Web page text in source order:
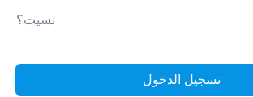
نسيت؟
تسجيل الدخول